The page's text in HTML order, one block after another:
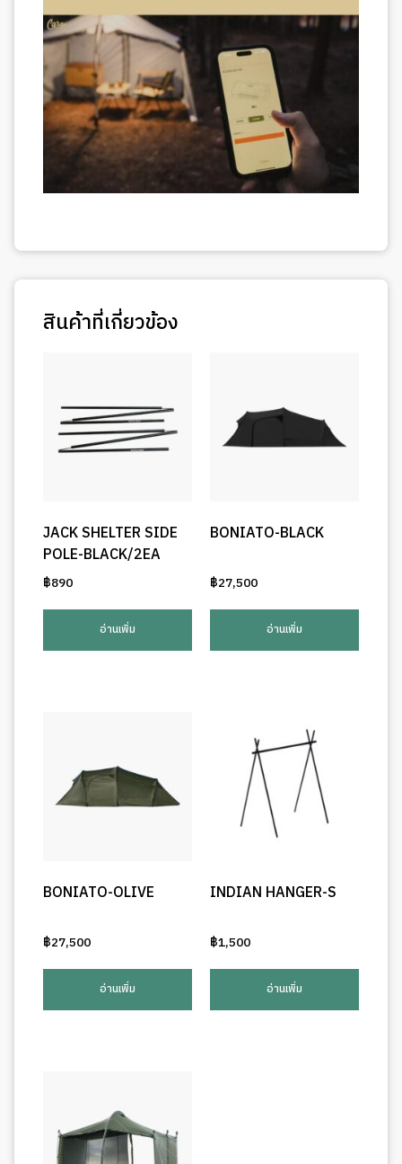
สินค้าที่เกี่ยวข้อง
JACK SHELTER SIDE
POLE-BLACK/2EA
฿890
อ่านเพิ่ม
BONIATO-BLACK
฿27,500
อ่านเพิ่ม
BONIATO-OLIVE
฿27,500
อ่านเพิ่ม
INDIAN HANGER-S
฿1,500
อ่านเพิ่ม